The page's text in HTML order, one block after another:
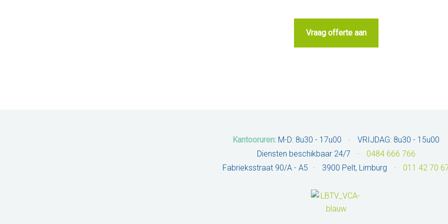
Kantooruren: M-D: 8u30 - 17u00 ·
VRIJDAG: 8u30 - 15u00
Diensten beschikbaar 24/7
·
0484 666 766
Fabrieksstraat 90/A - A5
· 3900 Pelt, Limburg · 011 42 70